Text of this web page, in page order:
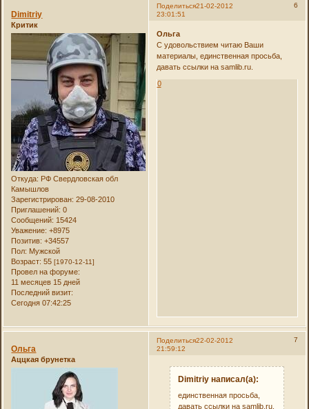
Поделиться 6
21-02-2012
23:01:51
Dimitriy
Критик
Откуда: РФ Свердловская обл
Камышлов
Зарегистрирован: 29-08-2010
Приглашений: 0
Сообщений: 15424
Уважение: +8975
Позитив: +34557
Пол: Мужской
Возраст: 55[1970-12-11]
Провел на форуме:
11 месяцев 15 дней
Последний визит:
Сегодня 07:42:25
Ольга
С удовольствием читаю Ваши
материалы, единственная просьба,
давать ссылки на samlib.ru.
0
Поделиться 7
22-02-2012
21:59:12
Ольга
Аццкая брунетка
Dimitriy написал(а):
единственная просьба,
давать ссылки на samlib.ru.